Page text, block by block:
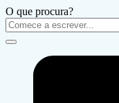
O que procura?